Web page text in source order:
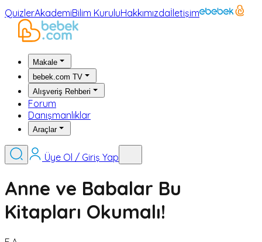
QuizlerAkademiBilim KuruluHakkımızdaİletişim
Makale
bebek.com TV
Alışveriş Rehberi
Forum
Danışmanlıklar
Araçlar
Üye Ol / Giriş Yap
Anne ve Babalar Bu
Kitapları Okumalı!